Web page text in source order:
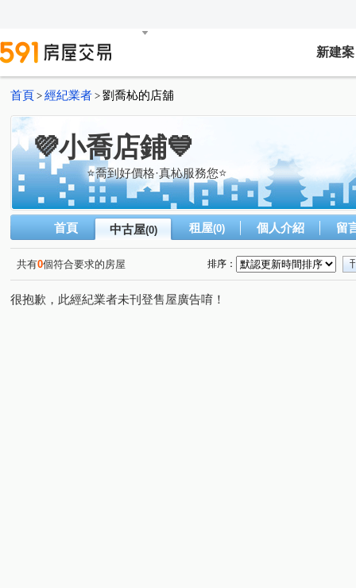
新建案
首頁 > 經紀業者 > 劉喬杺的店舖
💜小喬店鋪💙
⭐️喬到好價格·真杺服務您⭐️
首頁 中古屋(0) 租屋(0) 個人介紹 留
共有0個符合要求的房屋 排序：
很抱歉，此經紀業者未刊登售屋廣告唷！